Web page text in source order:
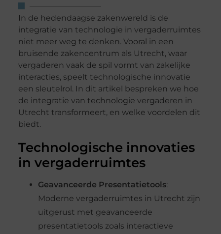
In de hedendaagse zakenwereld is de
integratie van technologie in vergaderruimtes
niet meer weg te denken. Vooral in een
bruisende zakencentrum als Utrecht, waar
vergaderen vaak de spil vormt van zakelijke
interacties, speelt technologische innovatie
een sleutelrol. In dit artikel bespreken we hoe
de integratie van technologie vergaderen in
Utrecht transformeert, en welke voordelen dit
biedt.
Technologische innovaties
in vergaderruimtes
Geavanceerde Presentatietools:
Moderne vergaderruimtes in Utrecht zijn
uitgerust met geavanceerde
presentatietools zoals interactieve